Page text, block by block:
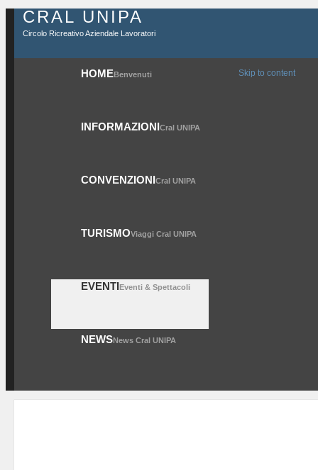
CRAL UNIPA
Circolo Ricreativo Aziendale Lavoratori
HOMEBenvenuti
INFORMAZIONICral UNIPA
CONVENZIONICral UNIPA
TURISMOViaggi Cral UNIPA
EVENTIEventi & Spettacoli
NEWSNews Cral UNIPA
Skip to content